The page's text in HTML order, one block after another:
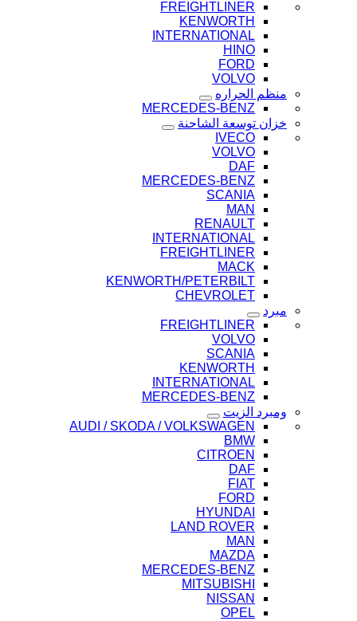
FREIGHTLINER
KENWORTH
INTERNATIONAL
HINO
FORD
VOLVO
منظم الحراره
MERCEDES-BENZ
خزان توسعة الشاحنة
IVECO
VOLVO
DAF
MERCEDES-BENZ
SCANIA
MAN
RENAULT
INTERNATIONAL
FREIGHTLINER
MACK
KENWORTH/PETERBILT
CHEVROLET
مبرد
FREIGHTLINER
VOLVO
SCANIA
KENWORTH
INTERNATIONAL
MERCEDES-BENZ
ومبرد الزيت
AUDI / SKODA / VOLKSWAGEN
BMW
CITROEN
DAF
FIAT
FORD
HYUNDAI
LAND ROVER
MAN
MAZDA
MERCEDES-BENZ
MITSUBISHI
NISSAN
OPEL